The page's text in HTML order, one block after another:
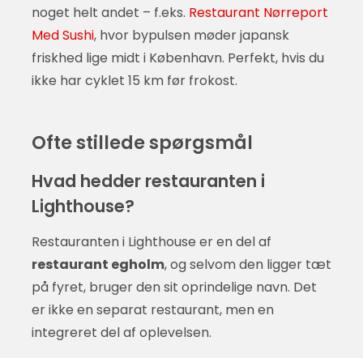
noget helt andet – f.eks. Restaurant Nørreport
Med Sushi, hvor bypulsen møder japansk
friskhed lige midt i København. Perfekt, hvis du
ikke har cyklet 15 km før frokost.
Ofte stillede spørgsmål
Hvad hedder restauranten i
Lighthouse?
Restauranten i Lighthouse er en del af
restaurant egholm, og selvom den ligger tæt
på fyret, bruger den sit oprindelige navn. Det
er ikke en separat restaurant, men en
integreret del af oplevelsen.